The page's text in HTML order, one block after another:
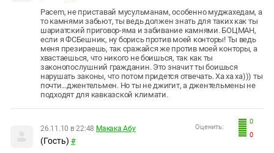
Pacem, не приставай мусульманам, особенно муджахедам, а
то камнями забьют, ты ведь должен знать для таких как ты
шариатский приговор-яма и забивание камнями. БОЦМАН,
если я ФСБешник, ну борись против моей конторы! Ты ведь
меня презираешь, так сражайся же против моей конторы, а
хвастаешься, что никого не боишься, так как ты
законопослушний гражданин. Это значит ты боишься
нарушать законы, что потом придется отвечать. Ха ха ха))) ты
почти...джентельмен. Но ты не джигит, а джентельмены не
подходят для кавказской климати.
0
0
Оценить:
26.11.10 в 22:48 Макака Абу
(Гость) #